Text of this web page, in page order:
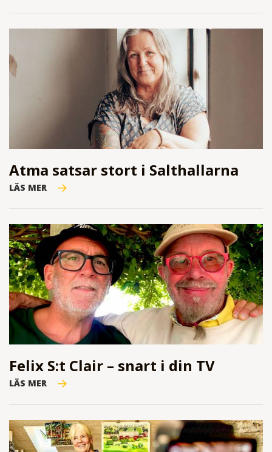
Atma satsar stort i Salthallarna
LÄS MER
Felix S:t Clair – snart i din TV
LÄS MER